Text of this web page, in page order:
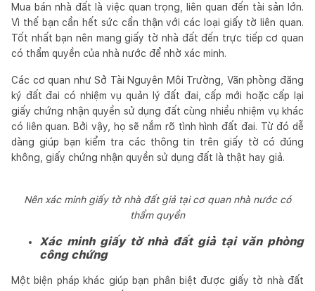
Mua bán nhà đất là việc quan trọng, liên quan đến tài sản lớn.
Vì thế bạn cần hết sức cẩn thận với các loại giấy tờ liên quan.
Tốt nhất bạn nên mang giấy tờ nhà đất đến trực tiếp cơ quan
có thẩm quyền của nhà nước để nhờ xác minh.
Các cơ quan như Sở Tài Nguyên Môi Trường, Văn phòng đăng
ký đất đai có nhiệm vụ quản lý đất đai, cấp mới hoặc cấp lại
giấy chứng nhận quyền sử dụng đất cùng nhiều nhiệm vụ khác
có liên quan. Bởi vậy, họ sẽ nắm rõ tình hình đất đai. Từ đó dễ
dàng giúp bạn kiểm tra các thông tin trên giấy tờ có đúng
không, giấy chứng nhận quyền sử dụng đất là thật hay giả.
Nên xác minh giấy tờ nhà đất giả tại cơ quan nhà nước có
thẩm quyền
Xác minh giấy tờ nhà đất giả tại văn phòng
công chứng
Một biện pháp khác giúp bạn phân biệt được giấy tờ nhà đất